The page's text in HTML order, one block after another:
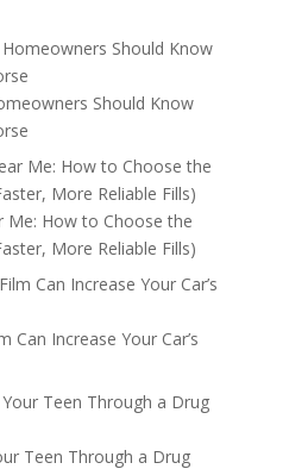
Should Know
Me: How to Choose the
More Reliable Fills)
Can Increase Your Car’s
Teen Through a Drug